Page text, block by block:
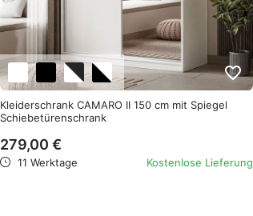
favorite_border
Kleiderschrank CAMARO II 150 cm mit Spiegel
Schiebetürenschrank
279,00 €
11 Werktage Kostenlose Lieferung